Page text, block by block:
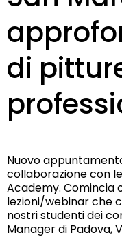
di
Nuovo
collaborazione con
Academy. Comincia
lezioni/webinar che
nostri studenti dei
Manager di Padova,